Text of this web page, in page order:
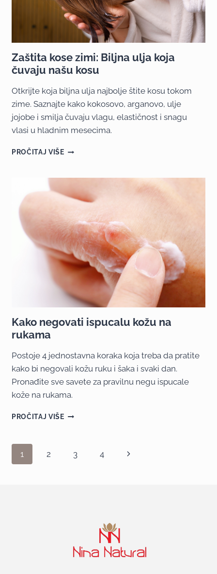
Zaštita kose zimi: Biljna ulja koja
čuvaju našu kosu
Otkrijte koja biljna ulja najbolje štite kosu tokom
zime. Saznajte kako kokosovo, arganovo, ulje
jojobe i smilja čuvaju vlagu, elastičnost i snagu
vlasi u hladnim mesecima.
PROČITAJ VIŠE
Kako negovati ispucalu kožu na
rukama
Postoje 4 jednostavna koraka koja treba da pratite
kako bi negovali kožu ruku i šaka i svaki dan.
Pronađite sve savete za pravilnu negu ispucale
kože na rukama.
PROČITAJ VIŠE
1 2 3 4